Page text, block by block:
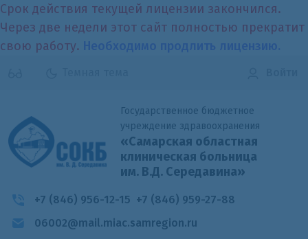
Срок действия текущей лицензии закончился.
Через две недели этот сайт полностью прекратит
свою работу.
Государственное бюджетное
учреждение здравоохранения
«Самарская областная
клиническая больница
им. В.Д. Середавина»
+7 (846) 956-12-15 +7 (846) 959-27-88
06002@mail.miac.samregion.ru